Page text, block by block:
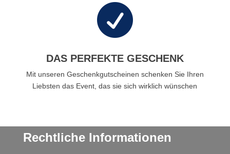

DAS PERFEKTE GESCHENK
Mit unseren Geschenkgutscheinen schenken Sie Ihren
Liebsten das Event, das sie sich wirklich wünschen
Rechtliche Informationen